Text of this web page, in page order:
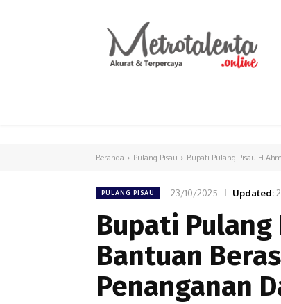
Beranda Pulang Pisau Bupati Pulang Pisau
PULANG PISAU 23/10/2025 Updated:
Bupati Pulang
Bantuan
Penanganan